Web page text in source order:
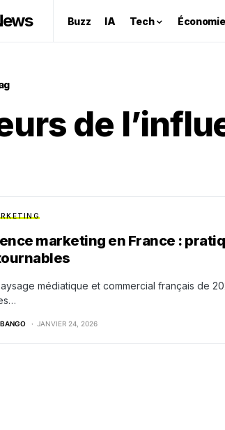
Buzz IA Tech Économie
de
marketing en France :
médiatique et commercial français de
JANVIER 24, 2026